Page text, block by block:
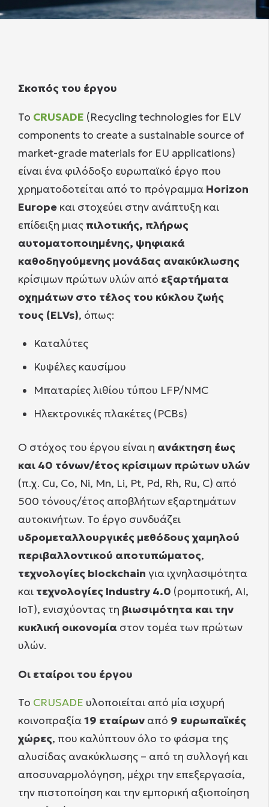
Σκοπός του έργου
Το CRUSADE (Recycling technologies for ELV
components to create a sustainable source of
market-grade materials for EU applications)
είναι ένα φιλόδοξο ευρωπαϊκό έργο που
χρηματοδοτείται από το πρόγραμμα Horizon
Europe και στοχεύει στην ανάπτυξη και
επίδειξη μιας πιλοτικής, πλήρως
αυτοματοποιημένης, ψηφιακά
καθοδηγούμενης μονάδας ανακύκλωσης
κρίσιμων πρώτων υλών από εξαρτήματα
οχημάτων στο τέλος του κύκλου ζωής
τους (ELVs), όπως:
Καταλύτες
Κυψέλες καυσίμου
Μπαταρίες λιθίου τύπου LFP/NMC
Ηλεκτρονικές πλακέτες (PCBs)
Ο στόχος του έργου είναι η ανάκτηση έως
και 40 τόνων/έτος κρίσιμων πρώτων υλών
(π.χ. Cu, Co, Ni, Mn, Li, Pt, Pd, Rh, Ru, C) από
500 τόνους/έτος αποβλήτων εξαρτημάτων
αυτοκινήτων. Το έργο συνδυάζει
υδρομεταλλουργικές μεθόδους χαμηλού
περιβαλλοντικού αποτυπώματος,
τεχνολογίες blockchain για ιχνηλασιμότητα
και τεχνολογίες Industry 4.0 (ρομποτική, AI,
IoT), ενισχύοντας τη βιωσιμότητα και την
κυκλική οικονομία στον τομέα των πρώτων
υλών.
Οι εταίροι του έργου
Το CRUSADE υλοποιείται από μία ισχυρή
κοινοπραξία19 εταίρων από 9 ευρωπαϊκές
χώρες, που καλύπτουν όλο το φάσμα της
αλυσίδας ανακύκλωσης – από τη συλλογή και
αποσυναρμολόγηση, μέχρι την επεξεργασία,
την πιστοποίηση και την εμπορική αξιοποίηση